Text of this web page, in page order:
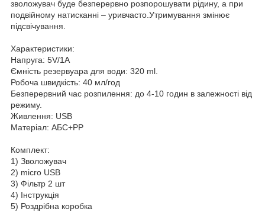
зволожувач буде безперервно розпорошувати рідину, а при
подвійному натисканні – уривчасто.Утримування змінює
підсвічування.
Характеристики:
Напруга: 5V/1A
Ємність резервуара для води: 320 ml.
Робоча швидкість: 40 мл/год
Безперервний час розпилення: до 4-10 годин в залежності від
режиму.
Живлення: USB
Матеріал: АБС+PP
Комплект:
1) Зволожувач
2) micro USB
3) Фільтр 2 шт
4) Інструкція
5) Роздрібна коробка